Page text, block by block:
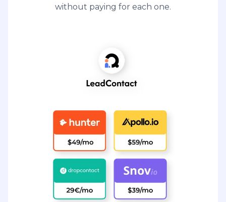
without paying for each one.